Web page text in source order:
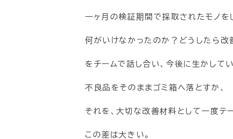
一ヶ月の検証期間で採取されたモノを
何がいけなかったのか？どうしたら改
をチームで話し合い、今後に生かして
不良品をそのままゴミ箱へ落とすか、
それを、大切な改善材料として一度テ
この差は大きい。